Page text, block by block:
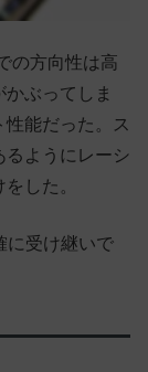
の方向性は高
ぶってしま
能だった。ス
るようにレーシ
した。
に受け継いで